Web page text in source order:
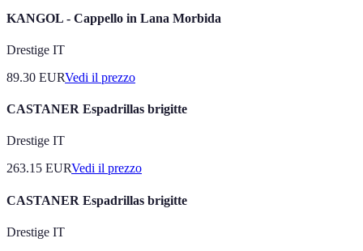
KANGOL - Cappello in Lana Morbida
Drestige IT
89.30 EURVedi il prezzo
CASTANER Espadrillas brigitte
Drestige IT
263.15 EURVedi il prezzo
CASTANER Espadrillas brigitte
Drestige IT